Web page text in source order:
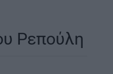
Ρεπούλη